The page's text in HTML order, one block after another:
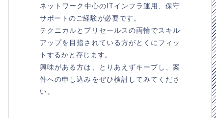
ネットワーク中心のITインフラ運用、保守
サポートのご経験が必要です。
テクニカルとプリセールスの両輪でスキル
アップを目指されている方がとくにフィッ
トするかと存じます。
興味がある方は、とりあえずキープし、案
件への申し込みをぜひ検討してみてくださ
い。